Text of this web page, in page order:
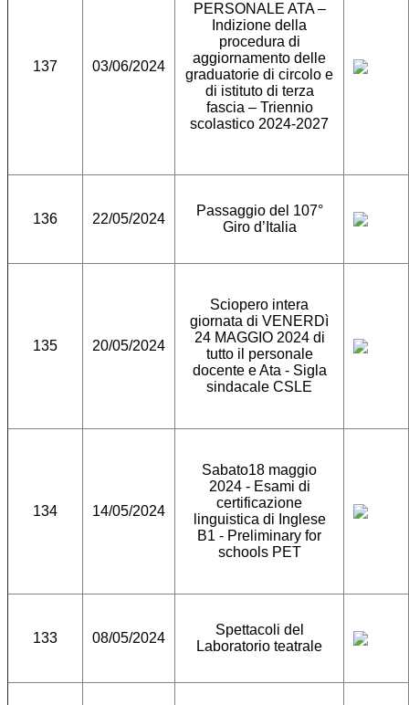
137 03/06/2024
PERSONALE ATA –
Indizione della
procedura di
aggiornamento delle
graduatorie di circolo e
di istituto di terza
fascia – Triennio
scolastico 2024-2027
136 22/05/2024
Passaggio del 107°
Giro d’Italia
135 20/05/2024
Sciopero intera
giornata di VENERDì
24 MAGGIO 2024 di
tutto il personale
docente e Ata - Sigla
sindacale CSLE
134 14/05/2024
Sabato18 maggio
2024 - Esami di
certificazione
linguistica di Inglese
B1 - Preliminary for
schools PET
133 08/05/2024
Spettacoli del
Laboratorio teatrale